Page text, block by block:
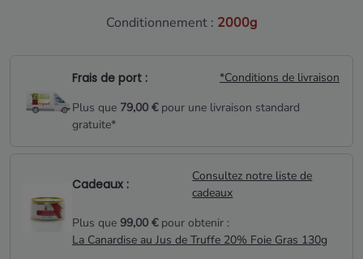
Conditionnement : 2000g
Frais de port :
*Conditions de livraison
Plus que 79,00 €pour une livraison standard
gratuite*
Cadeaux :
Consultez notre liste de
cadeaux
Plus que 99,00 €pour obtenir :
La Canardise au Jus de Truffe 20% Foie Gras 130g